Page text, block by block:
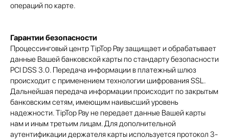
операций по карте.
Гарантии безопасности
Процессинговый центр TipTop Pay защищает и обрабатывает
данные Вашей банковской карты по стандарту безопасности
PCI DSS 3.0. Передача информации в платежный шлюз
происходит с применением технологии шифрования SSL.
Дальнейшая передача информации происходит по закрытым
банковским сетям, имеющим наивысший уровень
надежности. TipTop Pay не передает данные Вашей карты
нам и иным третьим лицам. Для дополнительной
аутентификации держателя карты используется протокол 3-